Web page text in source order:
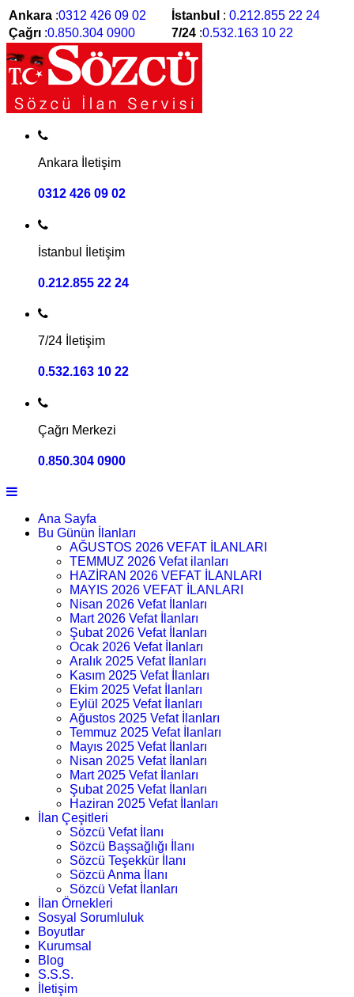
Ankara :0312 426 09 02 İstanbul : 0.212.855 22 24
Çağrı :0.850.304 0900 7/24 :0.532.163 10 22
Ankara İletişim
0312 426 09 02
İstanbul İletişim
0.212.855 22 24
7/24 İletişim
0.532.163 10 22
Çağrı Merkezi
0.850.304 0900
Ana Sayfa
Bu Günün İlanları
AĞUSTOS 2026 VEFAT İLANLARI
TEMMUZ 2026 Vefat ilanları
HAZİRAN 2026 VEFAT İLANLARI
MAYIS 2026 VEFAT İLANLARI
Nisan 2026 Vefat İlanları
Mart 2026 Vefat İlanları
Şubat 2026 Vefat İlanları
Ocak 2026 Vefat İlanları
Aralık 2025 Vefat İlanları
Kasım 2025 Vefat İlanları
Ekim 2025 Vefat İlanları
Eylül 2025 Vefat İlanları
Ağustos 2025 Vefat İlanları
Temmuz 2025 Vefat İlanları
Mayıs 2025 Vefat İlanları
Nisan 2025 Vefat İlanları
Mart 2025 Vefat İlanları
Şubat 2025 Vefat İlanları
Haziran 2025 Vefat İlanları
İlan Çeşitleri
Sözcü Vefat İlanı
Sözcü Başsağlığı İlanı
Sözcü Teşekkür İlanı
Sözcü Anma İlanı
Sözcü Vefat İlanları
İlan Örnekleri
Sosyal Sorumluluk
Boyutlar
Kurumsal
Blog
S.S.S.
İletişim